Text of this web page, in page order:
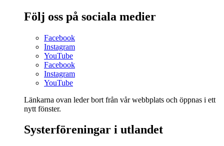
Följ oss på sociala medier
Facebook
Instagram
YouTube
Facebook
Instagram
YouTube
Länkarna ovan leder bort från vår webbplats och öppnas i ett
nytt fönster.
Systerföreningar i utlandet